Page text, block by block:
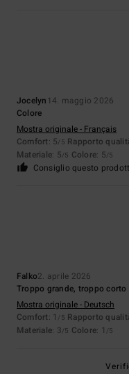
Jocelyn 14. maggio 2026
Colore
Mostra originale - Français
Comfort: 5/5 Rapporto
Materiale: 5/5 Colore: 5/5
Consiglio questo
Falko2. aprile 2026
Troppo grande, troppo
Mostra originale - Deutsch
Comfort: 1 /5 Rapporto
Materiale: 3/5 Colore: 1 /5